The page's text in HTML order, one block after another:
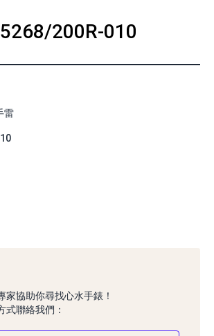
5268/200R-010
雷
家協助你尋找心水手錶！
式聯絡我們：